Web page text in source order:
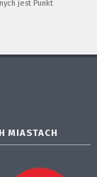
jest Punkt
MIASTACH